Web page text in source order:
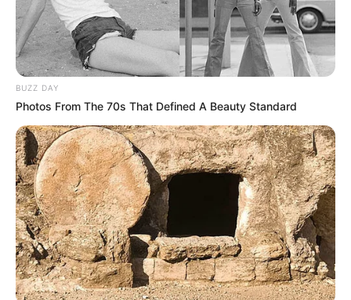
BUZZ DAY
Photos From The 70s That Defined A Beauty Standard